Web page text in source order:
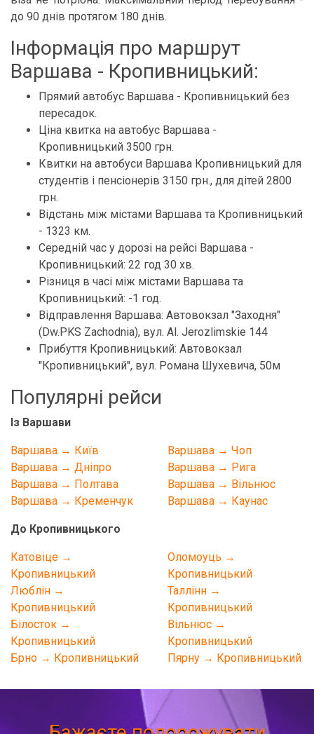
до 90 днів протягом 180 днів.
Інформація про маршрут
Варшава - Кропивницький:
Прямий автобус Варшава - Кропивницький без
пересадок.
Ціна квитка на автобус Варшава -
Кропивницький 3500 грн.
Квитки на автобуси Варшава Кропивницький для
студентів і пенсіонерів 3150 грн., для дітей 2800
грн.
Відстань між містами Варшава та Кропивницький
- 1323 км.
Середній час у дорозі на рейсі Варшава -
Кропивницький: 22 год 30 хв.
Різниця в часі між містами Варшава та
Кропивницький: -1 год.
Відправлення Варшава: Автовокзал "Заходня"
(Dw.PKS Zachodnia), вул. Al. Jerozlimskie 144
Прибуття Кропивницький: Автовокзал
"Кропивницький", вул. Романа Шухевича, 50м
Популярні рейси
Із Варшави
Варшава → Київ
Варшава → Дніпро
Варшава → Полтава
Варшава → Кременчук
Варшава → Чоп
Варшава → Рига
Варшава → Вільнюс
Варшава → Каунас
До Кропивницького
Катовіце →
Кропивницький
Люблін →
Кропивницький
Білосток →
Кропивницький
Брно → Кропивницький
Оломоуць →
Кропивницький
Таллінн →
Кропивницький
Вільнюс →
Кропивницький
Пярну → Кропивницький